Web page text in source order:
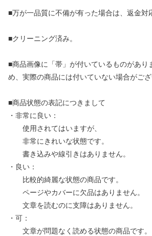
■万が一品質に不備が有った場合は、返金対
■クリーニング済み。
■商品画像に「帯」が付いているものがあり
め、実際の商品には付いていない場合がござ
■商品状態の表記につきまして
・非常に良い：
使用されてはいますが、
非常にきれいな状態です。
書き込みや線引きはありません。
・良い：
比較的綺麗な状態の商品です。
ページやカバーに欠品はありません。
文章を読むのに支障はありません。
・可：
文章が問題なく読める状態の商品です。